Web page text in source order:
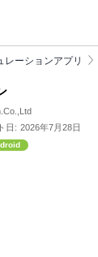
レーションアプリ
日: 2026年7月28日